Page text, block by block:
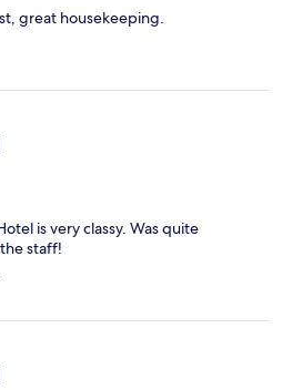
great housekeeping.
is very classy. Was quite
staff!